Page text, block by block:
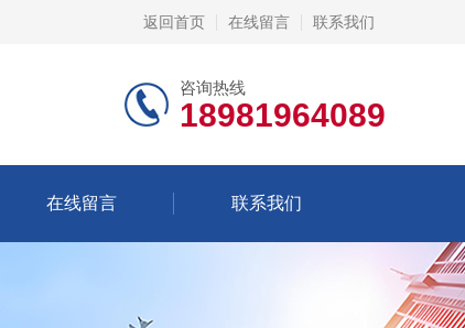
返回首页 在线留言 联系我们
咨询热线
18981964089
在线留言 联系我们